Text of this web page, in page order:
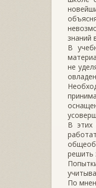
знаний
В
не
В этих
решить
По